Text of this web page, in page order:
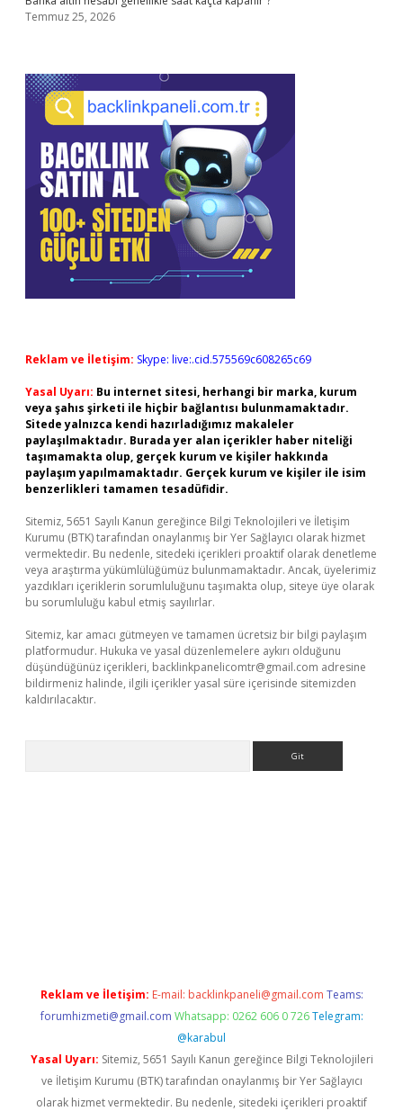
Temmuz 25, 2026
Reklam ve İletişim: Skype: live:.cid.575569c608265c69
Yasal Uyarı: Bu internet sitesi, herhangi bir marka, kurum
veya şahıs şirketi ile hiçbir bağlantısı bulunmamaktadır.
Sitede yalnızca kendi hazırladığımız makaleler
paylaşılmaktadır. Burada yer alan içerikler haber niteliği
taşımamakta olup, gerçek kurum ve kişiler hakkında
paylaşım yapılmamaktadır. Gerçek kurum ve kişiler ile isim
benzerlikleri tamamen tesadüfidir.
Sitemiz, 5651 Sayılı Kanun gereğince Bilgi Teknolojileri ve İletişim
Kurumu (BTK) tarafından onaylanmış bir Yer Sağlayıcı olarak hizmet
vermektedir. Bu nedenle, sitedeki içerikleri proaktif olarak denetleme
veya araştırma yükümlülüğümüz bulunmamaktadır. Ancak, üyelerimiz
yazdıkları içeriklerin sorumluluğunu taşımakta olup, siteye üye olarak
bu sorumluluğu kabul etmiş sayılırlar.
Sitemiz, kar amacı gütmeyen ve tamamen ücretsiz bir bilgi paylaşım
platformudur. Hukuka ve yasal düzenlemelere aykırı olduğunu
düşündüğünüz içerikleri, backlinkpanelicomtr@gmail.com adresine
bildirmeniz halinde, ilgili içerikler yasal süre içerisinde sitemizden
kaldırılacaktır.
Reklam ve İletişim: E-mail: backlinkpaneli@gmail.com Teams:
forumhizmeti@gmail.com Whatsapp: 0262 606 0 726 Telegram:
@karabul
Yasal Uyarı: Sitemiz, 5651 Sayılı Kanun gereğince Bilgi Teknolojileri
ve İletişim Kurumu (BTK) tarafından onaylanmış bir Yer Sağlayıcı
olarak hizmet vermektedir. Bu nedenle, sitedeki içerikleri proaktif